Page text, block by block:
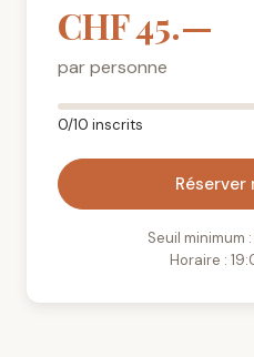
CHF 45.—
par personne
0/10 inscrits
Réserver
Seuil minimum
Horaire :